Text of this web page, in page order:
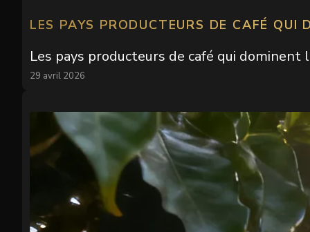
LES PAYS PRODUCTEURS DE CAFÉ
Les pays producteurs de café qui
29 avril 2026